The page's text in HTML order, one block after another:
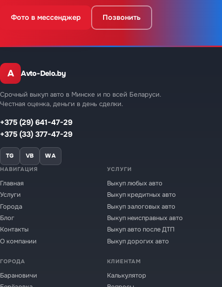
Фото в мессенджер Позвонить
A Avto-Delo.by
Срочный выкуп авто в Минске и по всей Беларуси.
Честная оценка, деньги в день сделки.
+375 (29) 641-47-29
+375 (33) 377-47-29
TG VB WA
НАВИГАЦИЯ
Главная
Услуги
Города
Блог
Контакты
О компании
УСЛУГИ
Выкуп любых авто
Выкуп кредитных авто
Выкуп залоговых авто
Выкуп неисправных авто
Выкуп авто после ДТП
Выкуп дорогих авто
ГОРОДА
Барановичи
КЛИЕНТАМ
Калькулятор